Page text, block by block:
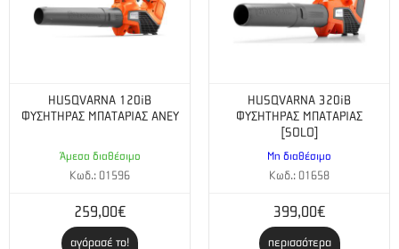
HUSQVARNA 120iB
ΦΥΣΗΤΗΡΑΣ ΜΠΑΤΑΡΙΑΣ ΑΝΕΥ
Άμεσα διαθέσιμο
Κωδ.: 01596
259,00€
αγόρασέ το!
HUSQVARNA 320iB
ΦΥΣΗΤΗΡΑΣ ΜΠΑΤΑΡΙΑΣ
[SOLO]
Μη διαθέσιμο
Κωδ.: 01658
399,00€
περισσότερα